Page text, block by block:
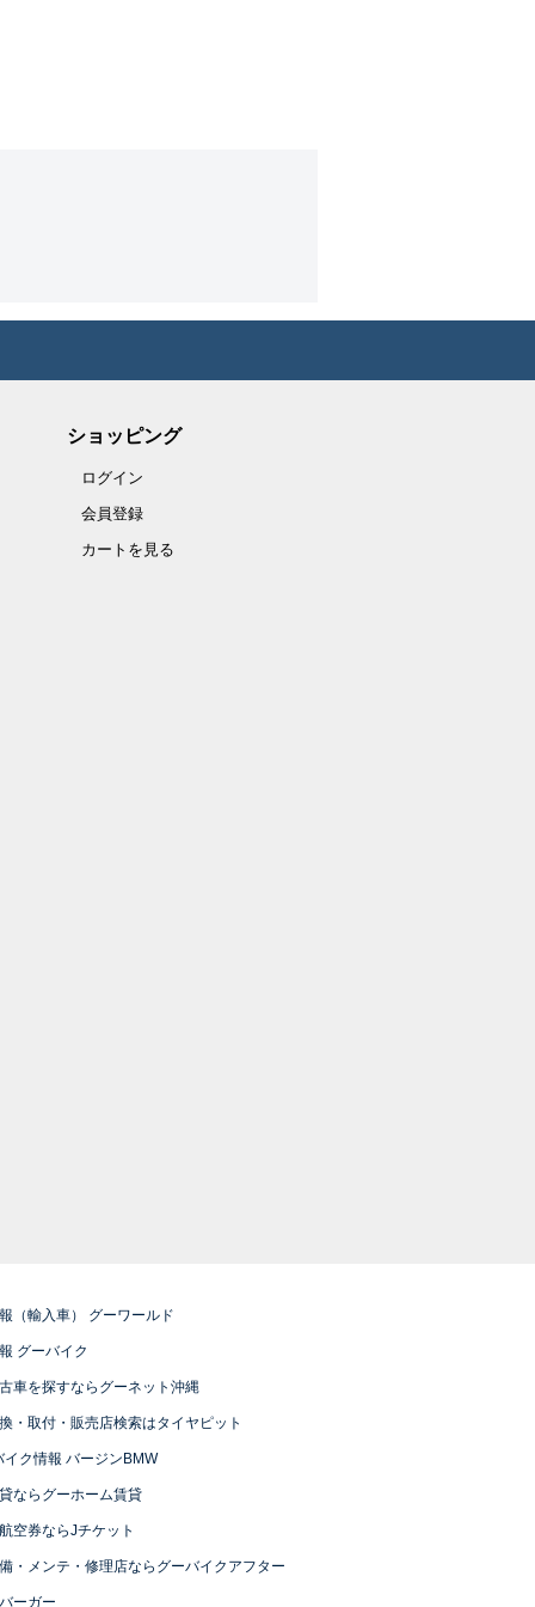
ショッピング
ログイン
会員登録
カートを見る
（輸入車） グーワールド
グーバイク
車を探すならグーネット沖縄
・取付・販売店検索はタイヤピット
イク情報 バージンBMW
ならグーホーム賃貸
空券ならJチケット
・メンテ・修理店ならグーバイクアフター
ーガー